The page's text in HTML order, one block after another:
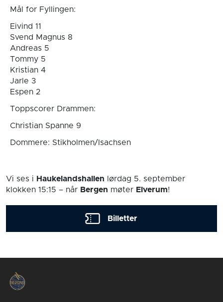
Mål for Fyllingen:
Eivind 11
Svend Magnus 8
Andreas 5
Tommy 5
Kristian 4
Jarle 3
Espen 2
Toppscorer Drammen:
Christian Spanne 9
Dommere: Stikholmen/Isachsen
Vi ses i Haukelandshallen lørdag 5. september
klokken 15:15 – når Bergen møter Elverum!
Billetter